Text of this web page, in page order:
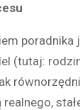
(tutaj: